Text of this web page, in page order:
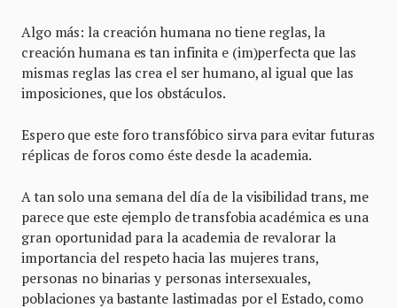
Algo más: la creación humana no tiene reglas, la
creación humana es tan infinita e (im)perfecta que las
mismas reglas las crea el ser humano, al igual que las
imposiciones, que los obstáculos.
Espero que este foro transfóbico sirva para evitar futuras
réplicas de foros como éste desde la academia.
A tan solo una semana del día de la visibilidad trans, me
parece que este ejemplo de transfobia académica es una
gran oportunidad para la academia de revalorar la
importancia del respeto hacia las mujeres trans,
personas no binarias y personas intersexuales,
poblaciones ya bastante lastimadas por el Estado, como